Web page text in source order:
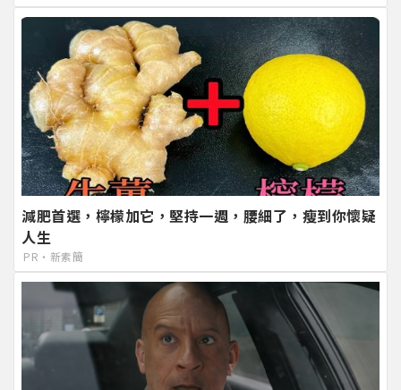
減肥首選，檸檬加它，堅持一週，腰細了，瘦到你懷疑
人生
PR・新素簡